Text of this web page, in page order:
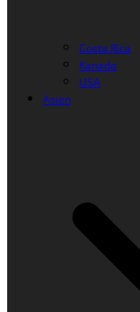
Costa Rica
Kanada
USA
Asien